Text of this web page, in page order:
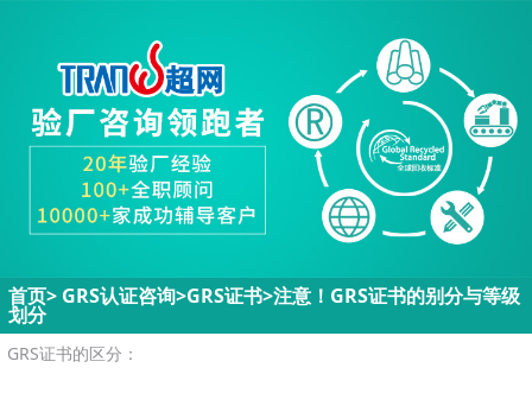
首页> GRS认证咨询>GRS证书>注意！GRS证书的别分与等级
划分
GRS证书的区分：